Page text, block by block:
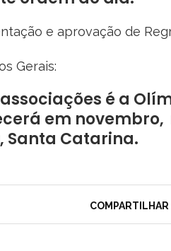
e aprovação de
Gerais:
é a
em novembro,
Santa Catarina.
COMPARTILHAR